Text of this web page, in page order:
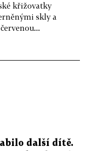
křižovatky
skly a
další dítě.